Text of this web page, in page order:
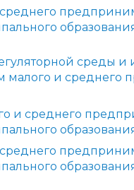
среды и
и среднего
и среднего